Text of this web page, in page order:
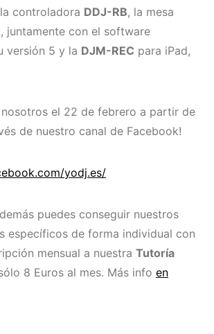
controladora DDJ-RB, la mesa
, juntamente con el software
versión 5 y la DJM-REC para iPad,
nosotros el 22 de febrero a partir de
de nuestro canal de Facebook!
yodj.es/
puedes conseguir nuestros
específicos de forma individual con
mensual a nuestra Tutoría
8 Euros al mes. Más info en